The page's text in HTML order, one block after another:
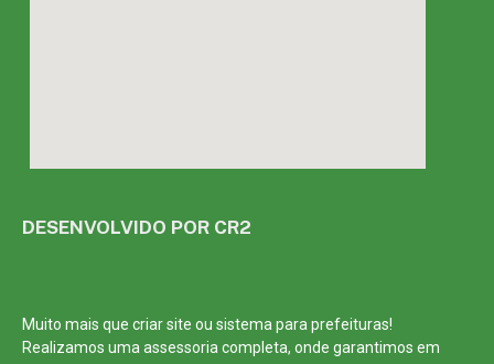
DESENVOLVIDO POR CR2
Muito mais que criar site ou sistema para prefeituras!
Realizamos umaassessoriacompleta, onde garantimos em